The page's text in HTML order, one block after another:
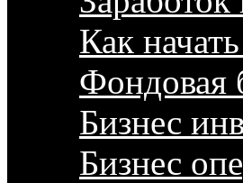
Как
Фондовая
Бизнес
Бизнес